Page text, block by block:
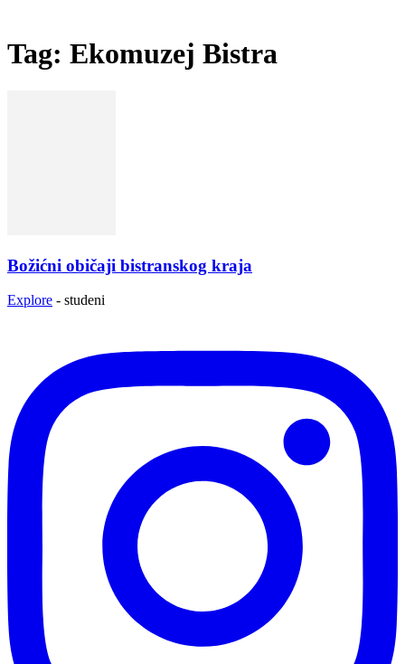
Tag: Ekomuzej Bistra
Božićni običaji bistranskog kraja
Explore - studeni